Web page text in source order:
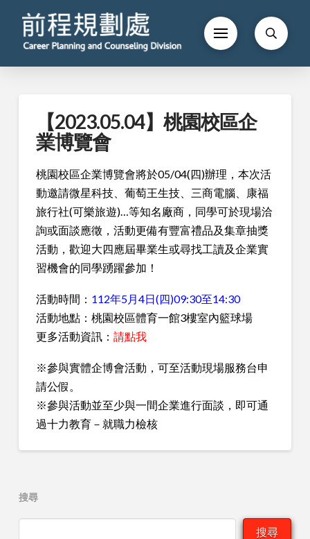
【2023.05.04】桃園校區企
業博覽會
桃園校區企業博覽會將於05/04(四)辦理，本次活
動邀請微星科技、葡萄王生技、三商電腦、康福
旅行社(可樂旅遊)…等知名廠商，同學可於現場洽
詢或面談應徵，活動更備有豐富禮品及集章抽獎
活動，歡迎大四應屆畢業生或尋找工讀及企業實
習機會的同學踴躍參加！
活動時間： 112年5月4日(四)09:30至14:30
活動地點：桃園校區體育一館3樓室內籃球場
更多活動資訊： 請點我
※參與實體企博會活動，可至活動現場服務台申
請公假。
※參與活動並至少與一間企業進行面談，即可通
過十力教育－就職力檢核
搜尋
搜尋